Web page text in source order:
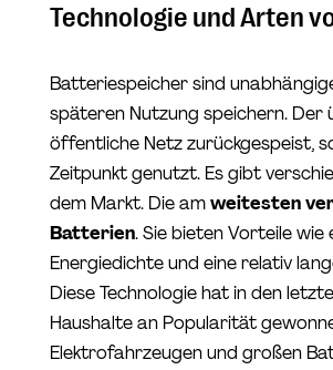
Technologie und Arten
Batteriespeicher sind
späteren Nutzung speichern.
öffentliche Netz zurückgespeist,
Zeitpunkt genutzt. Es gibt
dem Markt. Die amweitesten
Batterien. Sie bieten Vorteile wie
Energiedichte und eine relativ
Diese Technologie hat in den
Haushalte an Popularität
Elektrofahrzeugen und großen